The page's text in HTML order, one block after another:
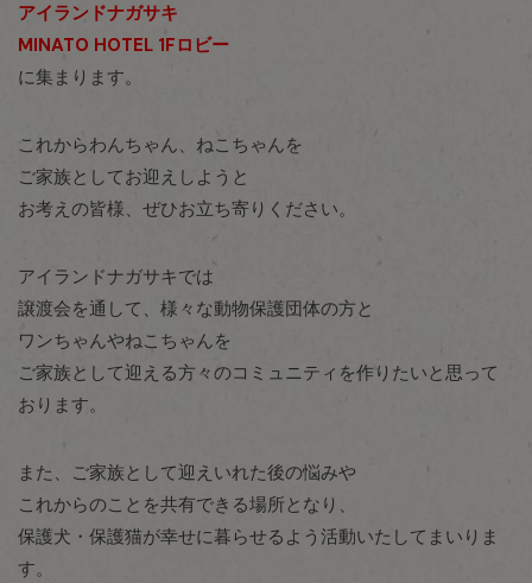
アイランドナガサキ
MINATO HOTEL 1Fロビー
に集まります。
これからわんちゃん、ねこちゃんを
ご家族としてお迎えしようと
お考えの皆様、ぜひお立ち寄りください。
アイランドナガサキでは
譲渡会を通して、様々な動物保護団体の方と
ワンちゃんやねこちゃんを
ご家族として迎える方々のコミュニティを作りたいと思って
おります。
また、ご家族として迎えいれた後の悩みや
これからのことを共有できる場所となり、
保護犬・保護猫が幸せに暮らせるよう活動いたしてまいりま
す。